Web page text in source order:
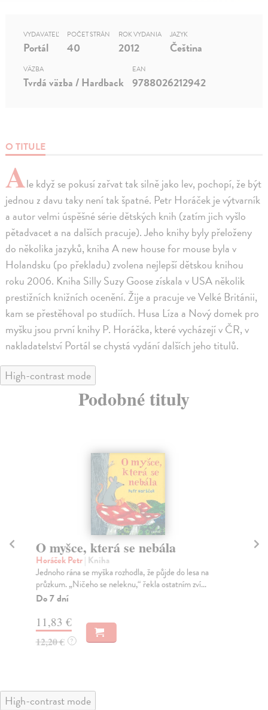
O TITULE
Ale když se pokusí zařvat tak silně jako lev, pochopí, že být
jednou z davu taky není tak špatné. Petr Horáček je výtvarník
a autor velmi úspěšné série dětských knih (zatím jich vyšlo
pětadvacet a na dalších pracuje). Jeho knihy byly přeloženy
do několika jazyků, kniha A new house for mouse byla v
Holandsku (po překladu) zvolena nejlepší dětskou knihou
roku 2006. Kniha Silly Suzy Goose získala v USA několik
prestižních knižních ocenění. Žije a pracuje ve Velké Británii,
kam se přestěhoval po studiích. Husa Líza a Nový domek pro
myšku jsou první knihy P. Horáčka, které vycházejí v ČR, v
nakladatelství Portál se chystá vydání dalších jeho titulů.
VYDAVATEĽ
Portál
POČET STRÁN
40
ROK VYDANIA
2012
JAZYK
Čeština
VÄZBA
Tvrdá väzba / Hardback
EAN
9788026212942
High-contrast mode
Podobné tituly
O myšce, která se nebála
Horáček Petr| Kniha
Jednoho rána se myška rozhodla, že půjde do lesa na
průzkum. „Ničeho se neleknu,“ řekla ostatním zví...
Do 7 dní
11,83 €
12,20 € ?
High-contrast mode